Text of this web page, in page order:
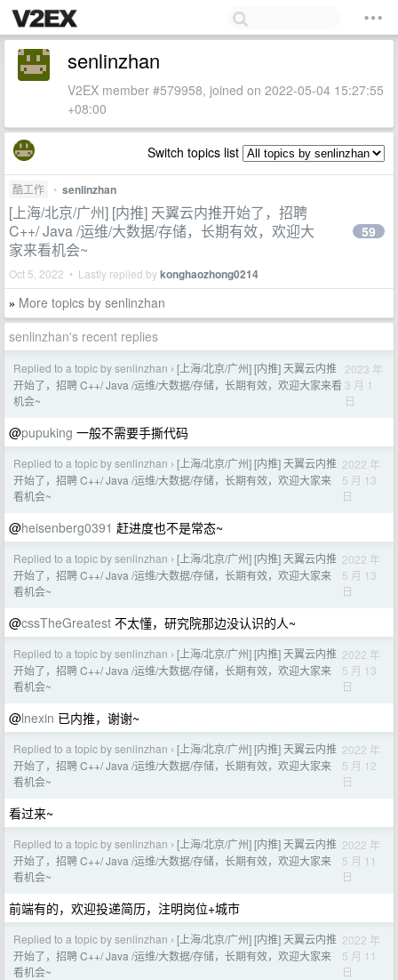
senlinzhan
V2EX member #579958, joined on 2022-05-04 15:27:55
+08:00
Switch topics list
酷工作 • senlinzhan
[上海/北京/广州] [内推] 天翼云内推开始了，招聘
C++/ Java /运维/大数据/存储，长期有效，欢迎大
家来看机会~
Oct 5, 2022 • Lastly replied bykonghaozhong0214
59
» More topics by senlinzhan
senlinzhan's recent replies
Replied to a topic by senlinzhan › [上海/北京/广州] [内推] 天翼云内推
开始了，招聘 C++/ Java /运维/大数据/存储，长期有效，欢迎大家来看
机会~
2023 年
3 月 1
日
@pupuking 一般不需要手撕代码
Replied to a topic by senlinzhan › [上海/北京/广州] [内推] 天翼云内推
开始了，招聘 C++/ Java /运维/大数据/存储，长期有效，欢迎大家来
看机会~
2022 年
5 月 13
日
@heisenberg0391 赶进度也不是常态~
Replied to a topic by senlinzhan › [上海/北京/广州] [内推] 天翼云内推
开始了，招聘 C++/ Java /运维/大数据/存储，长期有效，欢迎大家来
看机会~
2022 年
5 月 13
日
@cssTheGreatest 不太懂，研究院那边没认识的人~
Replied to a topic by senlinzhan › [上海/北京/广州] [内推] 天翼云内推
开始了，招聘 C++/ Java /运维/大数据/存储，长期有效，欢迎大家来
看机会~
2022 年
5 月 13
日
@lnexin 已内推，谢谢~
Replied to a topic by senlinzhan › [上海/北京/广州] [内推] 天翼云内推
开始了，招聘 C++/ Java /运维/大数据/存储，长期有效，欢迎大家来
看机会~
2022 年
5 月 12
日
看过来~
Replied to a topic by senlinzhan › [上海/北京/广州] [内推] 天翼云内推
开始了，招聘 C++/ Java /运维/大数据/存储，长期有效，欢迎大家来
看机会~
2022 年
5 月 11
日
前端有的，欢迎投递简历，注明岗位+城市
Replied to a topic by senlinzhan › [上海/北京/广州] [内推] 天翼云内推
开始了，招聘 C++/ Java /运维/大数据/存储，长期有效，欢迎大家来
看机会~
2022 年
5 月 11
日